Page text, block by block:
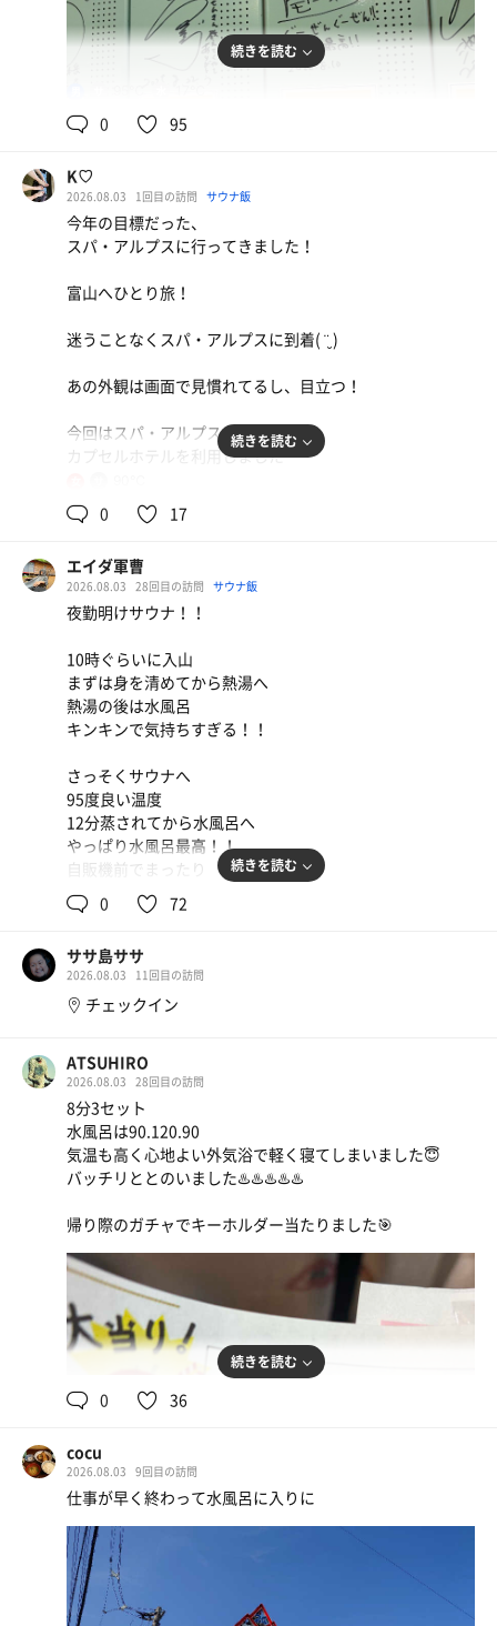
もつ煮込みうどん
ミニ丼セット
ミニ丼セット、今月は牡蠣の卵とじ丼。
アルプスの飲める天然水
氷見うどん御膳
ジンジャエール
アルプスの天然水
続きを読む
0 95
K♡
2026.08.03 1回目の訪問 サウナ飯
今年の目標だった、
スパ・アルプスに行ってきました！
富山へひとり旅！
迷うことなくスパ・アルプスに到着( ¨̮ )
あの外観は画面で見慣れてるし、目立つ！
今回はスパ・アルプスの
カプセルホテルを利用しました
タオルと館内着もらって女性風呂へ
浴室内を観察して導線確認！
サ室は広い、人も少ないから広々としてる
90℃前後とほどよい熱さ
私が楽しみにしていたのは水風呂！
青の洞窟！飲める水風呂！
腰ぐらいの深さで、ゆるいバイブラあり！
天井から打たせ水があってすごい！
味はおいしいかわかんないけど
しきじみたいに優しいお水でずっと浸かっていられる
内気浴でゆったりしてました
サウナ後はちょい飲みセット♡
お刺身おいしい。
だらだら過ごして
またお風呂！
そしてまたお酒！
朝は6時30分からサウナ！
贅沢な朝！
そしてしっかりめの朝ごはん！
だらだらしてました(˶◜ᵕ◝˶)
後悔したのは15分に1回の
オートロウリュに1回も当たらなかったこと
アルプス御膳頼みたかったけど
おつまみばっかり頼んだこと
続きを読む
0 17
エイダ軍曹
2026.08.03 28回目の訪問 サウナ飯
夜勤明けサウナ！！
10時ぐらいに入山
まずは身を清めてから熱湯へ
熱湯の後は水風呂
キンキンで気持ちすぎる！！
さっそくサウナへ
95度良い温度
12分蒸されてから水風呂へ
やっぱり水風呂最高！！
自販機前でまったり
2セット目の休憩で寝てしまった、、、
本日も無事昇天😇
最高でした！
サ飯は麺王！
美味い
吉野家生活がやっと終わる！！
続きを読む
0 72
ササ島ササ
2026.08.03 11回目の訪問
チェックイン
ATSUHIRO
2026.08.03 28回目の訪問
8分3セット
水風呂は90.120.90
気温も高く心地よい外気浴で軽く寝てしまいました😇
バッチリととのいました♨️♨️♨️♨️♨️
帰り際のガチャでキーホルダー当たりました🎯
アルプスの天然水
続きを読む
0 36
cocu
2026.08.03 9回目の訪問
仕事が早く終わって水風呂に入りに